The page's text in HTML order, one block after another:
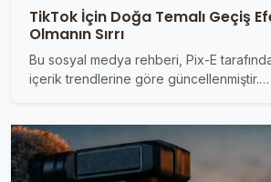
TikTok İçin Doğa Temalı Geçiş
Olmanın Sırrı
Bu sosyal medya rehberi, Pix-E
içerik trendlerine göre güncellenmiştir.…